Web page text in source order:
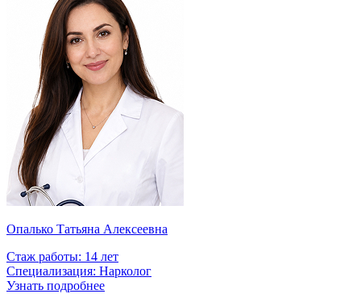
Опалько Татьяна Алексеевна
Стаж работы: 14 лет
Специализация: Нарколог
Узнать подробнее